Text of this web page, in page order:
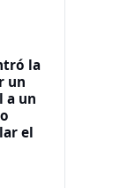
la
un
a un
el